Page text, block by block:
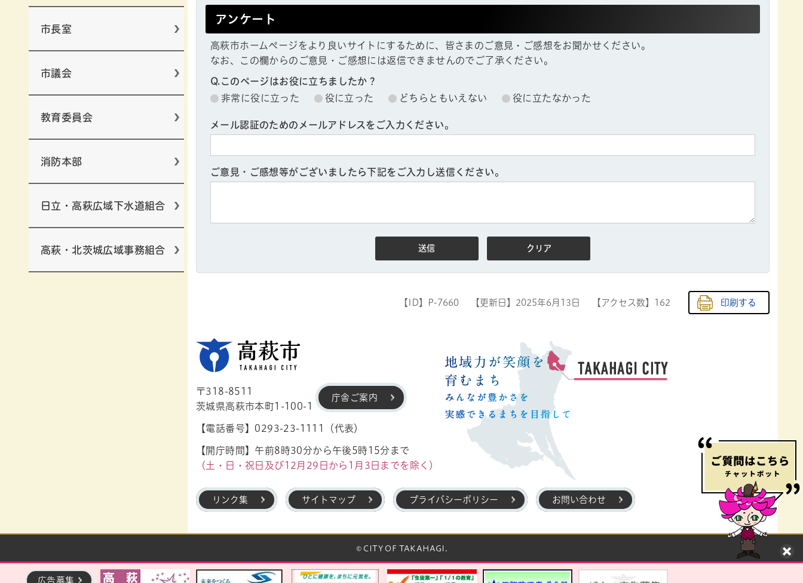
市長室
市議会
教育委員会
消防本部
日立・高萩広域下水道組合
高萩・北茨城広域事務組合
アンケート
高萩市ホームページをより良いサイトにするために、皆さまのご意見・ご感想をお聞かせください。
なお、この欄からのご意見・ご感想には返信できませんのでご了承ください。
Q.このページはお役に立ちましたか？
非常に役に立った
役に立った どちらともいえない 役に立たなかった
メール認証のためのメールアドレスをご入力ください。
ご意見・ご感想等がございましたら下記をご入力し送信ください。
【ID】 P-7660 【更新日】 2025年6月13日 【アクセス数】 162 印刷する
〒318-8511
茨城県高萩市本町1-100-1
【電話番号】0293-23-1111（代表）
【開庁時間】午前8時30分から午後5時15分まで
（土・日・祝日及び12月29日から1月3日までを除く）
庁舎ご案内
リンク集 サイトマップ プライバシーポリシー お問い合わせ
広告募集
© CITY OF TAKAHAGI.